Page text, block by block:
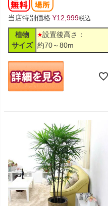
当店特別価格 ¥12,999税込
植物
サイズ
設置後高さ：
約70～80m